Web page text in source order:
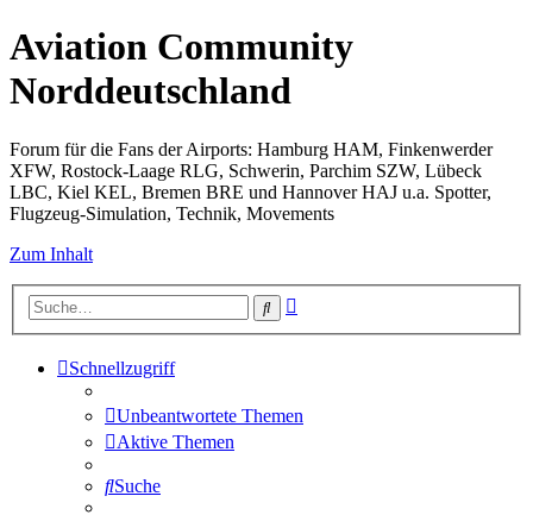
Aviation Community
Norddeutschland
Forum für die Fans der Airports: Hamburg HAM, Finkenwerder
XFW, Rostock-Laage RLG, Schwerin, Parchim SZW, Lübeck
LBC, Kiel KEL, Bremen BRE und Hannover HAJ u.a. Spotter,
Flugzeug-Simulation, Technik, Movements
Zum Inhalt
Suche
Schnellzugriff
Unbeantwortete Themen
Aktive Themen
Suche